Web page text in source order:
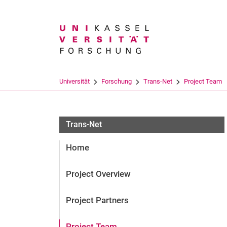
Universität Forschung Trans-Net Project Team
Trans-Net
Home
Project Overview
Project Partners